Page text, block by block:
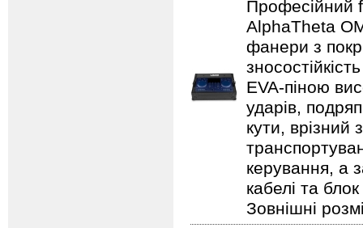
Професійний
AlphaTheta
фанери з
EVA-піною
ударів,
кути,
керування, а
кабелі та
Зовнішні